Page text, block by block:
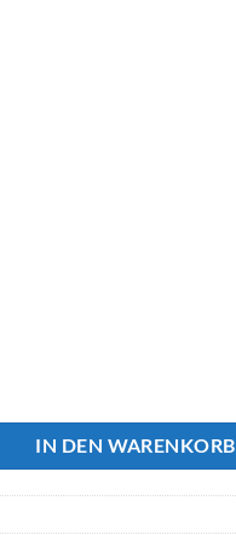
IN DEN WARENKORB